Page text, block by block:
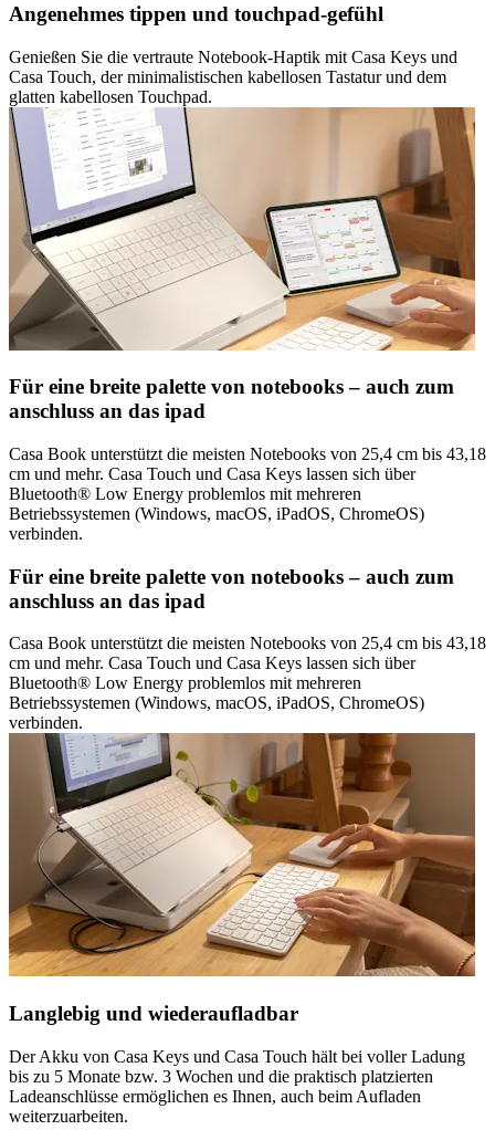
Angenehmes tippen und touchpad-gefühl
Genießen Sie die vertraute Notebook-Haptik mit Casa Keys und
Casa Touch, der minimalistischen kabellosen Tastatur und dem
glatten kabellosen Touchpad.
Für eine breite palette von notebooks – auch zum
anschluss an das ipad
Casa Book unterstützt die meisten Notebooks von 25,4 cm bis 43,18
cm und mehr. Casa Touch und Casa Keys lassen sich über
Bluetooth® Low Energy problemlos mit mehreren
Betriebssystemen (Windows, macOS, iPadOS, ChromeOS)
verbinden.
Für eine breite palette von notebooks – auch zum
anschluss an das ipad
Casa Book unterstützt die meisten Notebooks von 25,4 cm bis 43,18
cm und mehr. Casa Touch und Casa Keys lassen sich über
Bluetooth® Low Energy problemlos mit mehreren
Betriebssystemen (Windows, macOS, iPadOS, ChromeOS)
verbinden.
Langlebig und wiederaufladbar
Der Akku von Casa Keys und Casa Touch hält bei voller Ladung
bis zu 5 Monate bzw. 3 Wochen und die praktisch platzierten
Ladeanschlüsse ermöglichen es Ihnen, auch beim Aufladen
weiterzuarbeiten.